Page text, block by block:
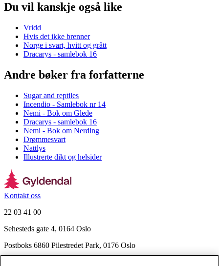
Du vil kanskje også like
Vridd
Hvis det ikke brenner
Norge i svart, hvitt og grått
Dracarys - samlebok 16
Andre bøker fra forfatterne
Sugar and reptiles
Incendio - Samlebok nr 14
Nemi - Bok om Glede
Dracarys - samlebok 16
Nemi - Bok om Nerding
Drømmesvart
Nattlys
Illustrerte dikt og helsider
Kontakt oss
22 03 41 00
Sehesteds gate 4, 0164 Oslo
Postboks 6860 Pilestredet Park, 0176 Oslo